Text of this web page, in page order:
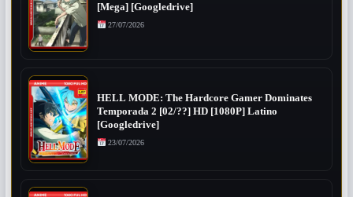
[Mega] [Googledrive]
27/07/2026
HELL MODE: The Hardcore Gamer Dominates
Temporada 2 [02/??] HD [1080P] Latino
[Googledrive]
23/07/2026